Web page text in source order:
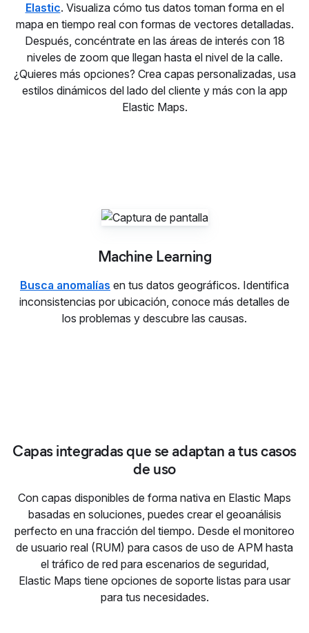
Elastic. Visualiza cómo tus datos toman forma en el
mapa en tiempo real con formas de vectores detalladas.
Después, concéntrate en las áreas de interés con 18
niveles de zoom que llegan hasta el nivel de la calle.
¿Quieres más opciones? Crea capas personalizadas, usa
estilos dinámicos del lado del cliente y más con la app
Elastic Maps.
Machine Learning
Busca anomalías en tus datos geográficos. Identifica
inconsistencias por ubicación, conoce más detalles de
los problemas y descubre las causas.
Capas integradas que se adaptan a tus casos
de uso
Con capas disponibles de forma nativa en Elastic Maps
basadas en soluciones, puedes crear el geoanálisis
perfecto en una fracción del tiempo. Desde el monitoreo
de usuario real (RUM) para casos de uso de APM hasta
el tráfico de red para escenarios de seguridad,
Elastic Maps tiene opciones de soporte listas para usar
para tus necesidades.